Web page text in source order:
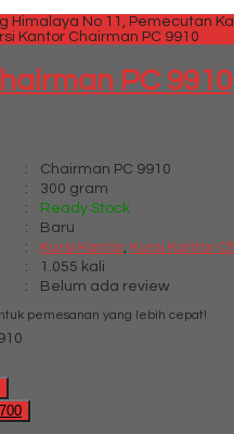
Himalaya No 11, Pemecutan
Kantor Chairman PC 9910
PC 9910
:
Chairman PC 9910
:
300 gram
:
Ready Stock
:
Baru
: Kursi Kantor, Kursi Kantor
:
1.055 kali
: Belum ada review
pemesanan yang lebih cepat!